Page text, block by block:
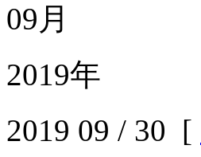
09月
2019年
2019 09 / 30 [